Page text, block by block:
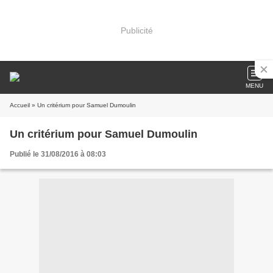
Publicité
MENU
Accueil » Un critérium pour Samuel Dumoulin
Un critérium pour Samuel Dumoulin
Publié le 31/08/2016 à 08:03